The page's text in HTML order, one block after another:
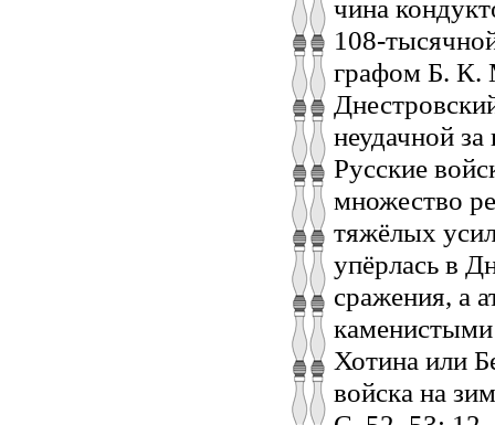
чина
108-
графом Б. К.
неудачной
Русские
множество
тяжёлых
упёрлась в
сражения, а
Хотина или
войска на